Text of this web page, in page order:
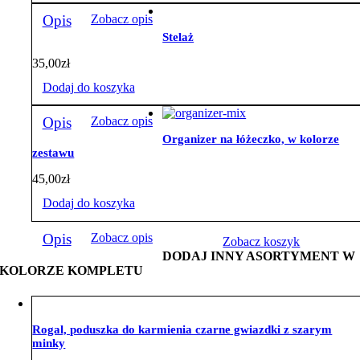
Opis Zobacz opis
Stelaż
35,00zł
Dodaj do koszyka
Opis Zobacz opis
Organizer na łóżeczko, w kolorze
zestawu
45,00zł
Dodaj do koszyka
Opis Zobacz opis
Zobacz koszyk
DODAJ INNY ASORTYMENT W
KOLORZE KOMPLETU
Rogal, poduszka do karmienia czarne gwiazdki z szarym
minky